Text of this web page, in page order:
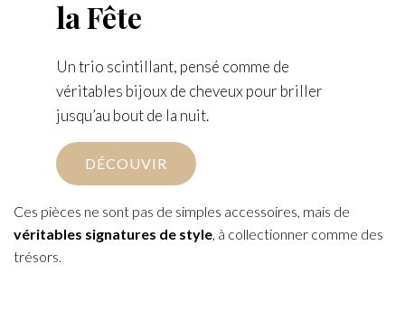
la Fête
Un trio scintillant, pensé comme de
véritables bijoux de cheveux pour briller
jusqu’au bout de la nuit.
DÉCOUVIR
Ces pièces ne sont pas de simples accessoires, mais de
véritables signatures de style, à collectionner comme des
trésors.